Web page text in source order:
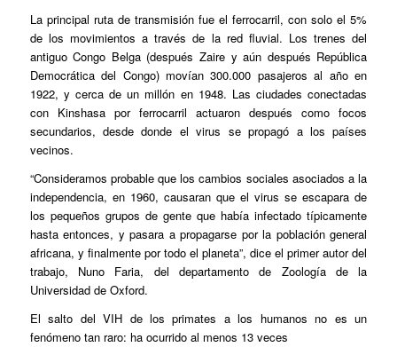
La principal ruta de transmisión fue el ferrocarril, con solo el 5%
de los movimientos a través de la red fluvial. Los trenes del
antiguo Congo Belga (después Zaire y aún después República
Democrática del Congo) movían 300.000 pasajeros al año en
1922, y cerca de un millón en 1948. Las ciudades conectadas
con Kinshasa por ferrocarril actuaron después como focos
secundarios, desde donde el virus se propagó a los países
vecinos.
“Consideramos probable que los cambios sociales asociados a la
independencia, en 1960, causaran que el virus se escapara de
los pequeños grupos de gente que había infectado típicamente
hasta entonces, y pasara a propagarse por la población general
africana, y finalmente por todo el planeta”, dice el primer autor del
trabajo, Nuno Faria, del departamento de Zoología de la
Universidad de Oxford.
El salto del VIH de los primates a los humanos no es un
fenómeno tan raro: ha ocurrido al menos 13 veces